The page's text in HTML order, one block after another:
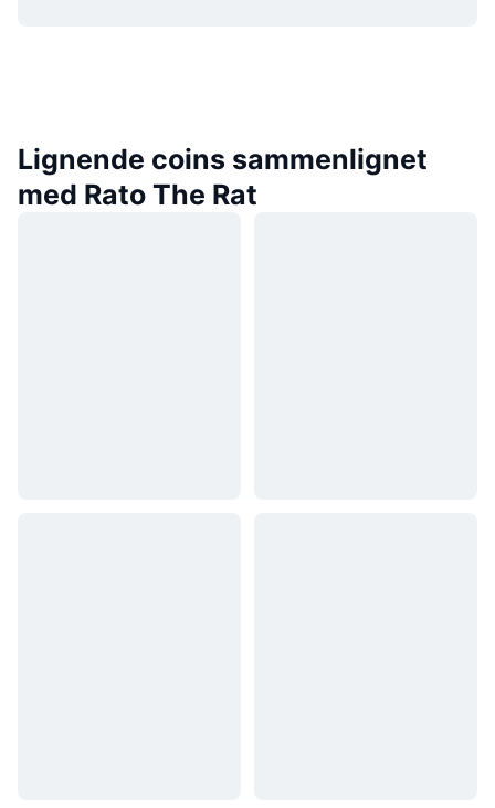
Lignende coins sammenlignet
med Rato The Rat